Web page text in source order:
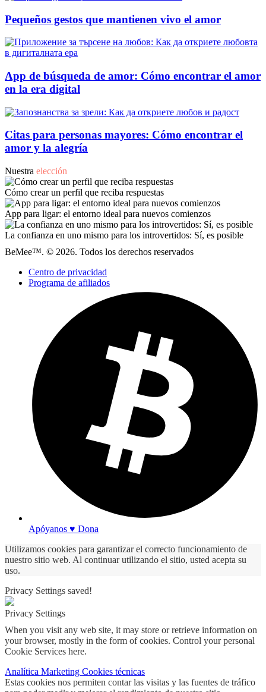
Pequeños gestos que mantienen vivo el amor
App de búsqueda de amor: Cómo encontrar el amor
en la era digital
Citas para personas mayores: Cómo encontrar el
amor y la alegría
Nuestra elección
Cómo crear un perfil que reciba respuestas
App para ligar: el entorno ideal para nuevos comienzos
La confianza en uno mismo para los introvertidos: Sí, es posible
BeMee™. © 2026. Todos los derechos reservados
Centro de privacidad
Programa de afiliados
Apóyanos ♥ Dona
Utilizamos cookies para garantizar el correcto funcionamiento de
nuestro sitio web. Al continuar utilizando el sitio, usted acepta su
uso.
Privacy Settings saved!
Privacy Settings
When you visit any web site, it may store or retrieve information on
your browser, mostly in the form of cookies. Control your personal
Cookie Services here.
Analítica Marketing Cookies técnicas
Estas cookies nos permiten contar las visitas y las fuentes de tráfico